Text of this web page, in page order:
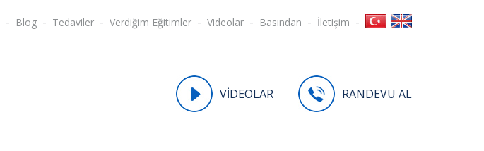
Blog Tedaviler Verdiğim Eğitimler Videolar Basından İletişim
VİDEOLAR RANDEVU AL